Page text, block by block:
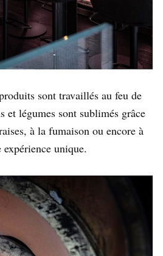
sont travaillés au feu de
et légumes sont sublimés grâce
à la fumaison ou encore à
unique.